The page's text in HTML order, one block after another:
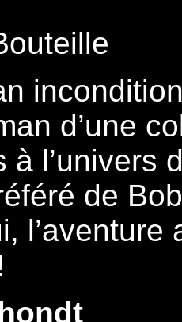
d’une
à l’univers
de